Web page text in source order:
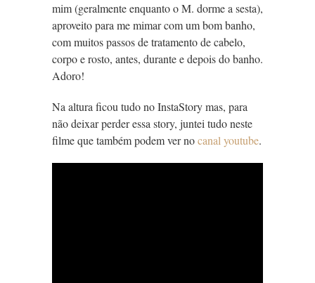
mim (geralmente enquanto o M. dorme a sesta),
aproveito para me mimar com um bom banho,
com muitos passos de tratamento de cabelo,
corpo e rosto, antes, durante e depois do banho.
Adoro!
Na altura ficou tudo no InstaStory mas, para
não deixar perder essa story, juntei tudo neste
filme que também podem ver nocanal youtube.